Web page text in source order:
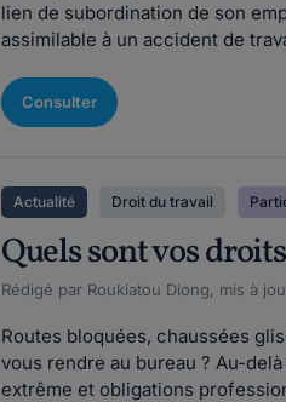
lien de subordination de son
assimilable à un accident de
Consulter
Actualité Droit du travail
Quels sont vos
Rédigé par Roukiatou Diong, mis à
Routes bloquées, chaussées
vous rendre au bureau ? Au-
extrême et obligations